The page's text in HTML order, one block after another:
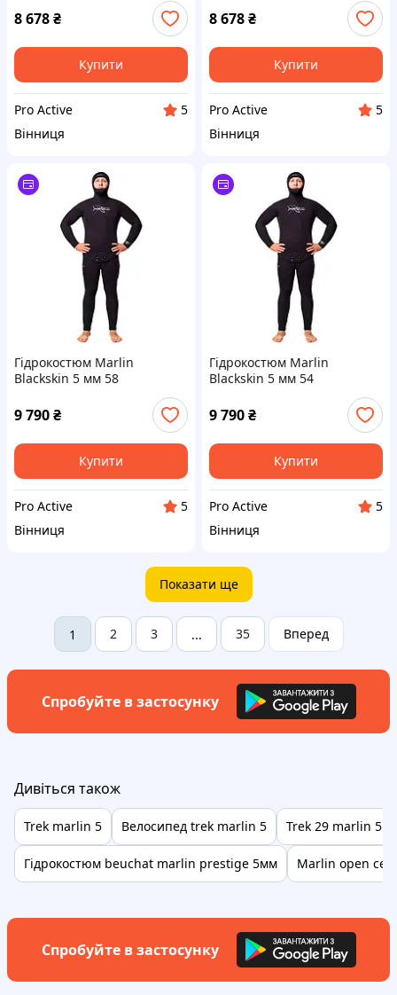
8 678₴
Купити
Pro Active
5
Вінниця
8 678₴
Купити
Pro Active
5
Вінниця
Гідрокостюм Marlin
Blackskin 5 мм 58
9 790₴
Купити
Pro Active
5
Вінниця
Гідрокостюм Marlin
Blackskin 5 мм 54
9 790₴
Купити
Pro Active
5
Вінниця
Показати ще
1 2 3 ... 35 Вперед
Спробуйте в застосунку
Дивіться також
Trek marlin 5 Велосипед trek marlin 5 Trek 29 marlin 5
Гідрокостюм beuchat marlin prestige 5мм Marlin open
Спробуйте в застосунку